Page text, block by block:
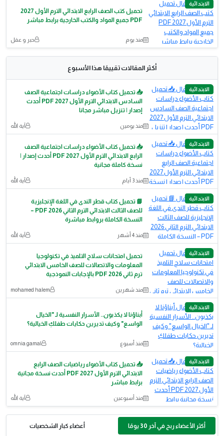
الابتدائية
تحميل كتب الصف الرابع الابتدائي الترم الأول 2027
PDF جميع المواد والكتب الخارجية برابط مباشر
منذ يوم حبر و عقل
أكثر المقالات تقييمًا هذا الأسبوع
الابتدائية
📥 تحميل كتاب الأضواء دراسات اجتماعية الصف
السادس الابتدائي الترم الأول 2027 PDF أحدث
إصدار | تنزيل مباشر مجانا
منذ يومين آية الله
الابتدائية
📥 تحميل كتاب الأضواء دراسات اجتماعية الصف
الرابع الابتدائي الترم الأول 2027 PDF أحدث إصدار |
نسخة كاملة مجانية
منذ 3 أيام آية الله
الابتدائية
📘 تحميل كتاب قطر الندى في اللغة الإنجليزية
للصف الثالث الابتدائي الترم الثاني 2026 PDF –
النسخة الكاملة بروابط مباشرة
منذ 4 أشهر آية الله
الابتدائية
تحميل امتحانات سلاح التلميذ في تكنولوجيا
المعلومات والاتصالات للصف الخامس الابتدائي
ترم ثاني 2026 PDF بالإجابات النموذجية
منذ شهرين mohamed halem
الابتدائية
أبناؤنا لا يكذبون.. الأسرار النفسية لـ "الخيال
الواسع" وكيف تديرين حكايات طفلكِ الخيالية؟
منذ أسبوع omnia gamal
الابتدائية
📥 تحميل كتاب الأضواء رياضيات الصف الرابع
الابتدائي الترم الأول 2027 PDF أحدث نسخة مجانية
برابط مباشر
منذ أسبوعين آية الله
أكثر الأعضاء ربح في آخر 30 يومًا أعضاء كبار الشخصيات